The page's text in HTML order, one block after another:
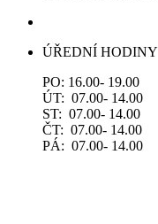
ÚŘEDNÍ HODINY
PO: 16.00- 19.00
ÚT: 07.00- 14.00
ST: 07.00- 14.00
ČT: 07.00- 14.00
PÁ: 07.00- 14.00